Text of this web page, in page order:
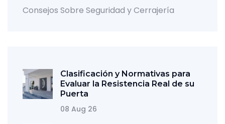
Consejos Sobre Seguridad y Cerrajería
Clasificación y Normativas para
Evaluar la Resistencia Real de su
Puerta
08 Aug 26